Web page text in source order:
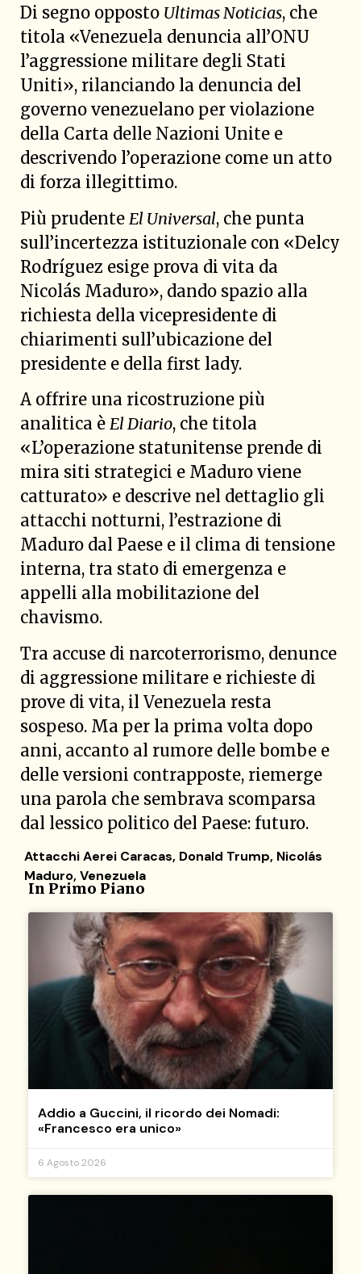
Di segno opposto Ultimas Noticias, che
titola «Venezuela denuncia all’ONU
l’aggressione militare degli Stati
Uniti», rilanciando la denuncia del
governo venezuelano per violazione
della Carta delle Nazioni Unite e
descrivendo l’operazione come un atto
di forza illegittimo.
Più prudente El Universal, che punta
sull’incertezza istituzionale con «Delcy
Rodríguez esige prova di vita da
Nicolás Maduro», dando spazio alla
richiesta della vicepresidente di
chiarimenti sull’ubicazione del
presidente e della first lady.
A offrire una ricostruzione più
analitica è El Diario, che titola
«L’operazione statunitense prende di
mira siti strategici e Maduro viene
catturato» e descrive nel dettaglio gli
attacchi notturni, l’estrazione di
Maduro dal Paese e il clima di tensione
interna, tra stato di emergenza e
appelli alla mobilitazione del
chavismo.
Tra accuse di narcoterrorismo, denunce
di aggressione militare e richieste di
prove di vita, il Venezuela resta
sospeso. Ma per la prima volta dopo
anni, accanto al rumore delle bombe e
delle versioni contrapposte, riemerge
una parola che sembrava scomparsa
dal lessico politico del Paese: futuro.
Attacchi Aerei Caracas, Donald Trump, Nicolás
Maduro,Venezuela
In Primo Piano
Addio a Guccini, il ricordo dei Nomadi:
«Francesco era unico»
6 Agosto 2026